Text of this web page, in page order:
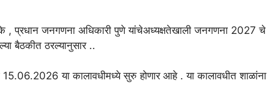
प्रधान जनगणना अधिकारी पुणे यांचेअध्यक्षतेखाली जनगणना 2027 चे
बैठकीत ठरल्यानुसार ..
या कालावधीमध्ये सुरु होणार आहे . या कालावधीत शाळांना